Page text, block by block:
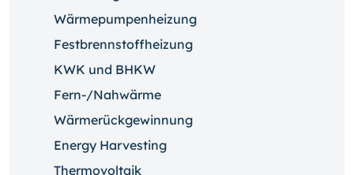
Wärmepumpenheizung
Festbrennstoffheizung
KWK und BHKW
Fern-/Nahwärme
Wärmerückgewinnung
Energy Harvesting
Thermovoltaik